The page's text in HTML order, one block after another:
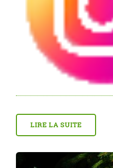
LIRE LA SUITE